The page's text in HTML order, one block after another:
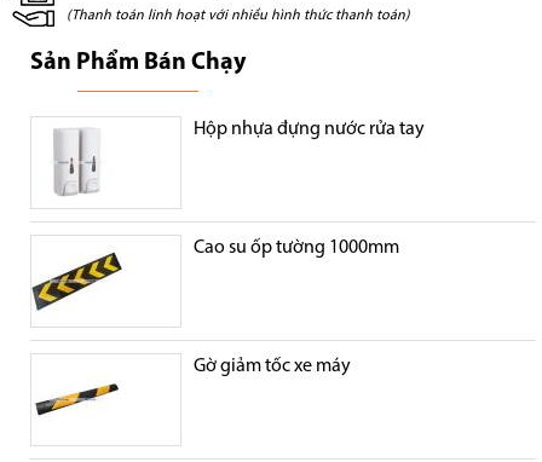
(Thanh toán linh hoạt với nhiều hình thức thanh toán)
Sản Phẩm Bán Chạy
Hộp nhựa đựng nước rửa tay
Cao su ốp tường 1000mm
Gờ giảm tốc xe máy